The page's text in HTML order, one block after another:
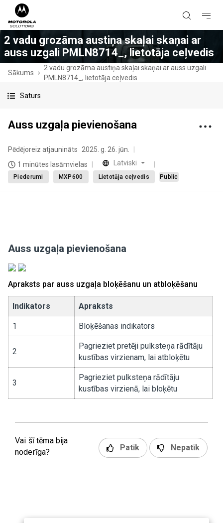
2 vadu grozāma austiņa skaļai skaņai ar
auss uzgali PMLN8714_, lietotāja ceļvedis
Sākums
2 vadu grozāma austiņa skaļai skaņai ar auss uzgali
PMLN8714_, lietotāja ceļvedis
Saturs
Auss uzgaļa pievienošana
Pēdējoreiz atjaunināts
2025. g. 26. jūn.
1 minūtes lasāmvielas
Latviski
Piederumi MXP600 Lietotāja ceļvedis Public
Auss uzgaļa pievienošana
Apraksts par auss uzgaļa bloķēšanu un atbloķēšanu
Indikators Apraksts
1 Bloķēšanas indikators
2
Pagrieziet pretēji pulksteņa rādītāju
kustības virzienam, lai atbloķētu
3
Pagrieziet pulksteņa rādītāju
kustības virzienā, lai bloķētu
Vai šī tēma bija
noderīga?
Patīk Nepatīk